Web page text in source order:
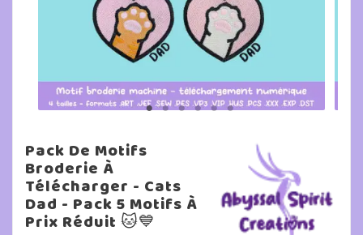
Pack De Motifs
Broderie À
Télécharger - Cats
Dad - Pack 5 Motifs À
Prix Réduit 🐱💙